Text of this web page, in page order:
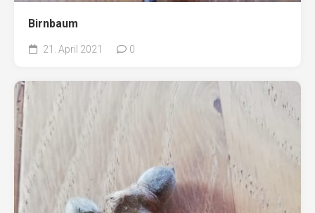
Birnbaum
21. April 2021 0